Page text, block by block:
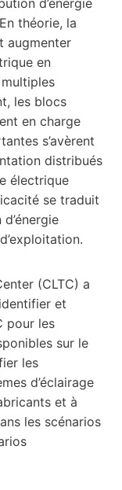
théorie, la
augmenter
en
les blocs
en charge
s’avèrent
distribués
électrique
se traduit
(CLTC) a
et
pour les
sur le
les
d’éclairage
et à
les scénarios